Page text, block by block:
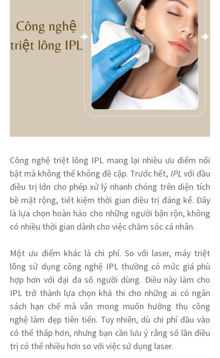
Công nghệ triệt lông IPL mang lại nhiều ưu điểm nổi
bật mà không thể không đề cập. Trước hết, IPLvới đầu
điều trị lớn cho phép xử lý nhanh chóng trên diện tích
bề mặt rộng, tiết kiệm thời gian điều trị đáng kể. Đây
là lựa chọn hoàn hảo cho những người bận rộn, không
có nhiều thời gian dành cho việc chăm sóc cá nhân.
Một ưu điểm khác là chi phí. So với laser, máy triệt
lông sử dụng công nghệ IPL thường có mức giá phù
hợp hơn với đại đa số người dùng. Điều này làm cho
IPL trở thành lựa chọn khả thi cho những ai có ngân
sách hạn chế mà vẫn mong muốn hưởng thụ công
nghệ làm đẹp tiên tiến. Tuy nhiên, dù chi phí đầu vào
có thể thấp hơn, nhưng bạn cần lưu ý rằng số lần điều
trị có thể nhiều hơn so với việc sử dụng laser.